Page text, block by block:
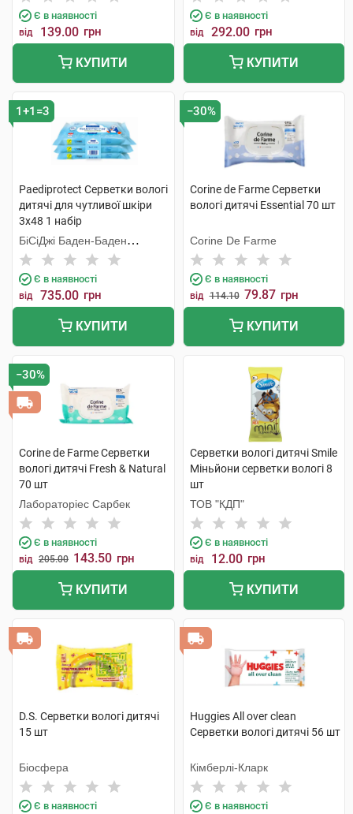
Є в наявності
від 139.00 грн
КУПИТИ
Є в наявності
від 292.00 грн
КУПИТИ
1+1=3
Paediprotect Серветки вологі
дитячі для чутливої шкіри
3х48 1 набір
БіСіДжі Баден-Баден
Косметікс Груп Гмбх
Є в наявності
від 735.00 грн
КУПИТИ
−30%
Corine de Farme Серветки
вологі дитячі Essential 70 шт
Corine De Farme
Є в наявності
від 114.10 79.87 грн
КУПИТИ
−30%
Corine de Farme Серветки
вологі дитячі Fresh & Natural
70 шт
Лабораторіес Сарбек
Є в наявності
від 205.00 143.50 грн
КУПИТИ
Серветки вологі дитячі Smile
Міньйони серветки вологі 8
шт
ТОВ "КДП"
Є в наявності
від 12.00 грн
КУПИТИ
D.S. Серветки вологі дитячі
15 шт
Біосфера
Є в наявності
Huggies All over clean
Серветки вологі дитячі 56 шт
Кімберлі-Кларк
Є в наявності